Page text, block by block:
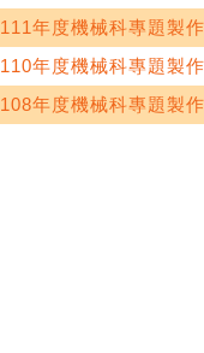
111年度機械科專題製
110年度機械科專題製
108年度機械科專題製